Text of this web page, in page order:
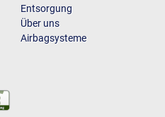
Entsorgung
Über uns
Airbagsysteme